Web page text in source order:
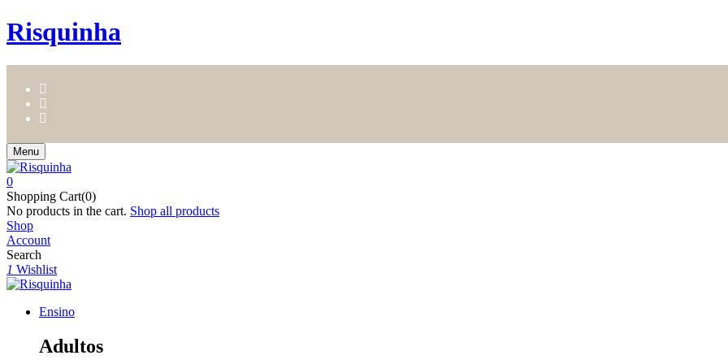
Risquinha
Menu
0
Shopping Cart(0)
No products in the cart. Shop all products
Shop
Account
Search
1 Wishlist
Ensino
Adultos